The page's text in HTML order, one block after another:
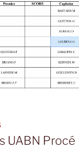
UABN Procé